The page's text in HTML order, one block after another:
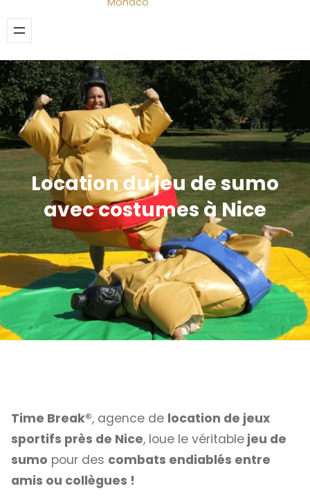
Location du jeu de sumo
avec costumes à Nice
Time Break®, agence de location de jeux
sportifs près de Nice, loue le véritable jeu de
sumo pour des combats endiablés entre
amis ou collègues !